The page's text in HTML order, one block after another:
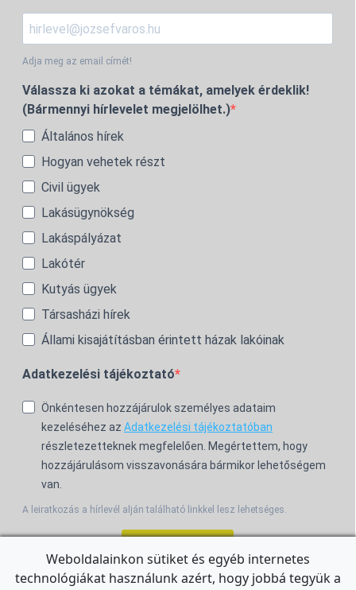
Adja meg az email címét!
Válassza ki azokat a témákat, amelyek érdeklik!
(Bármennyi hírlevelet megjelölhet.)
Általános hírek
Hogyan vehetek részt
Civil ügyek
Lakásügynökség
Lakáspályázat
Lakótér
Kutyás ügyek
Társasházi hírek
Állami kisajátításban érintett házak lakóinak
Adatkezelési tájékoztató
Önkéntesen hozzájárulok személyes adataim
kezeléséhez az Adatkezelési tájékoztatóban
részletezetteknek megfelelően. Megértettem, hogy
hozzájárulásom visszavonására bármikor lehetőségem
van.
A leiratkozás a hírlevél alján található linkkel lesz lehetséges.
Weboldalainkon sütiket és egyéb internetes
technológiákat használunk azért, hogy jobbá tegyük a